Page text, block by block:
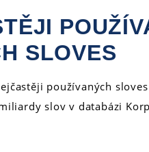
SLOVES
používaných
slov v databázi